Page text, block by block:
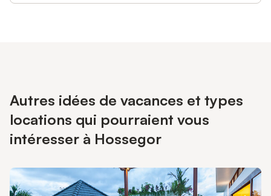
Autres idées de vacances et types
locations qui pourraient vous
intéresser à Hossegor